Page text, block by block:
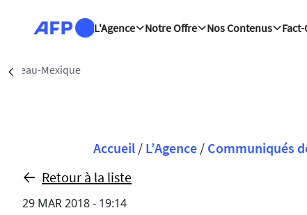
L'Agence
Notre Offre Nos Contenus
Précédent | 07/08/2026 -
Fil d'Ariane
Accueil / L’Agence / Communiqués
Retour à la liste
29 MAR 2018 - 19:14